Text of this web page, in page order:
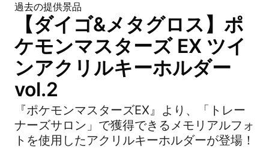
過去の提供景品
【ダイゴ&メタグロス】ポ
ケモンマスターズ EX ツイ
ンアクリルキーホルダー
vol.2
『ポケモンマスターズEX』より、「トレー
ナーズサロン」で獲得できるメモリアルフォ
トを使用したアクリルキーホルダーが登場！